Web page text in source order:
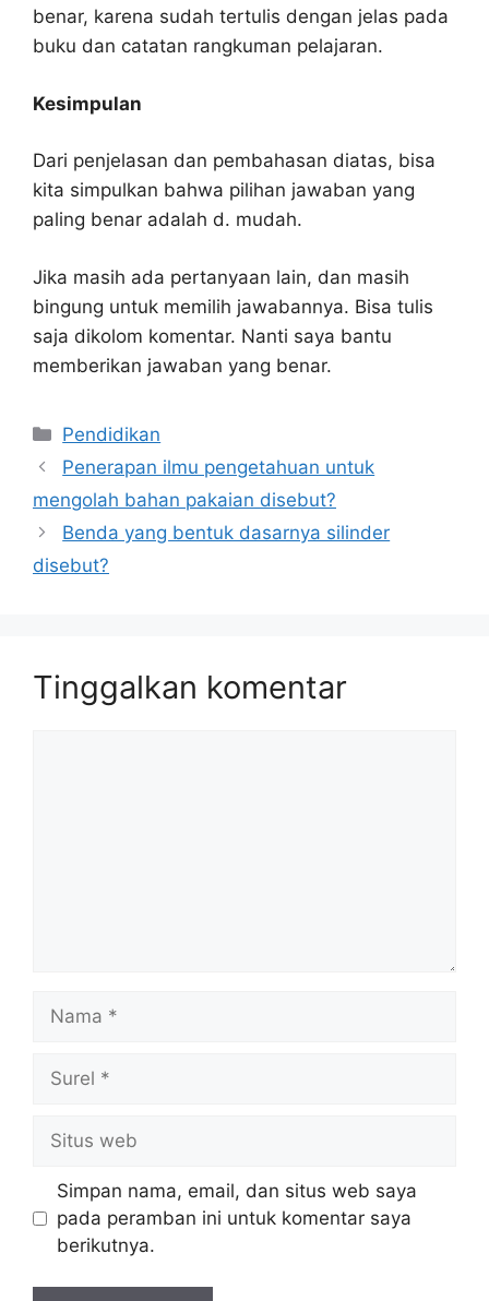
benar, karena sudah tertulis dengan jelas pada
buku dan catatan rangkuman pelajaran.
Kesimpulan
Dari penjelasan dan pembahasan diatas, bisa
kita simpulkan bahwa pilihan jawaban yang
paling benar adalah d. mudah.
Jika masih ada pertanyaan lain, dan masih
bingung untuk memilih jawabannya. Bisa tulis
saja dikolom komentar. Nanti saya bantu
memberikan jawaban yang benar.
Kategori
Pendidikan
Penerapan ilmu pengetahuan untuk
mengolah bahan pakaian disebut?
Benda yang bentuk dasarnya silinder
disebut?
Tinggalkan komentar
web
Simpan nama, email, dan situs web saya
pada peramban ini untuk komentar saya
berikutnya.